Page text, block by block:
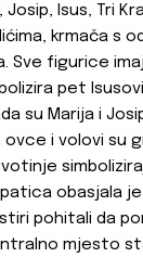
Josip, Isus, Tri
krmača s
Sve figurice
pet
su Marija i
i volovi su
obasjala
pohitali da
mjesto